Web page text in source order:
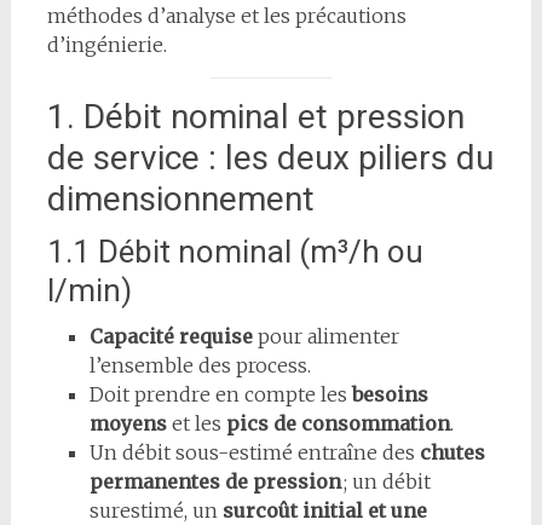
méthodes d’analyse et les précautions
d’ingénierie.
1. Débit nominal et pression
de service : les deux piliers du
dimensionnement
1.1 Débit nominal (m³/h ou
l/min)
Capacité requisepour alimenter
l’ensemble des process.
Doit prendre en compte lesbesoins
moyenset les pics de consommation.
Un débit sous-estimé entraîne des chutes
permanentes de pression; un débit
surestimé, un surcoût initial et une